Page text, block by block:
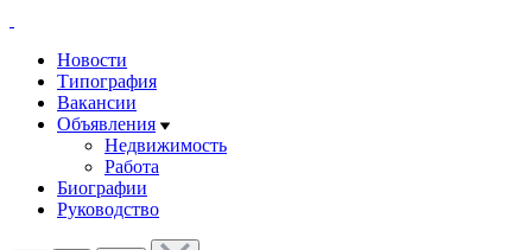
Новости
Типография
Вакансии
Объявления
Недвижимость
Работа
Биографии
Руководство